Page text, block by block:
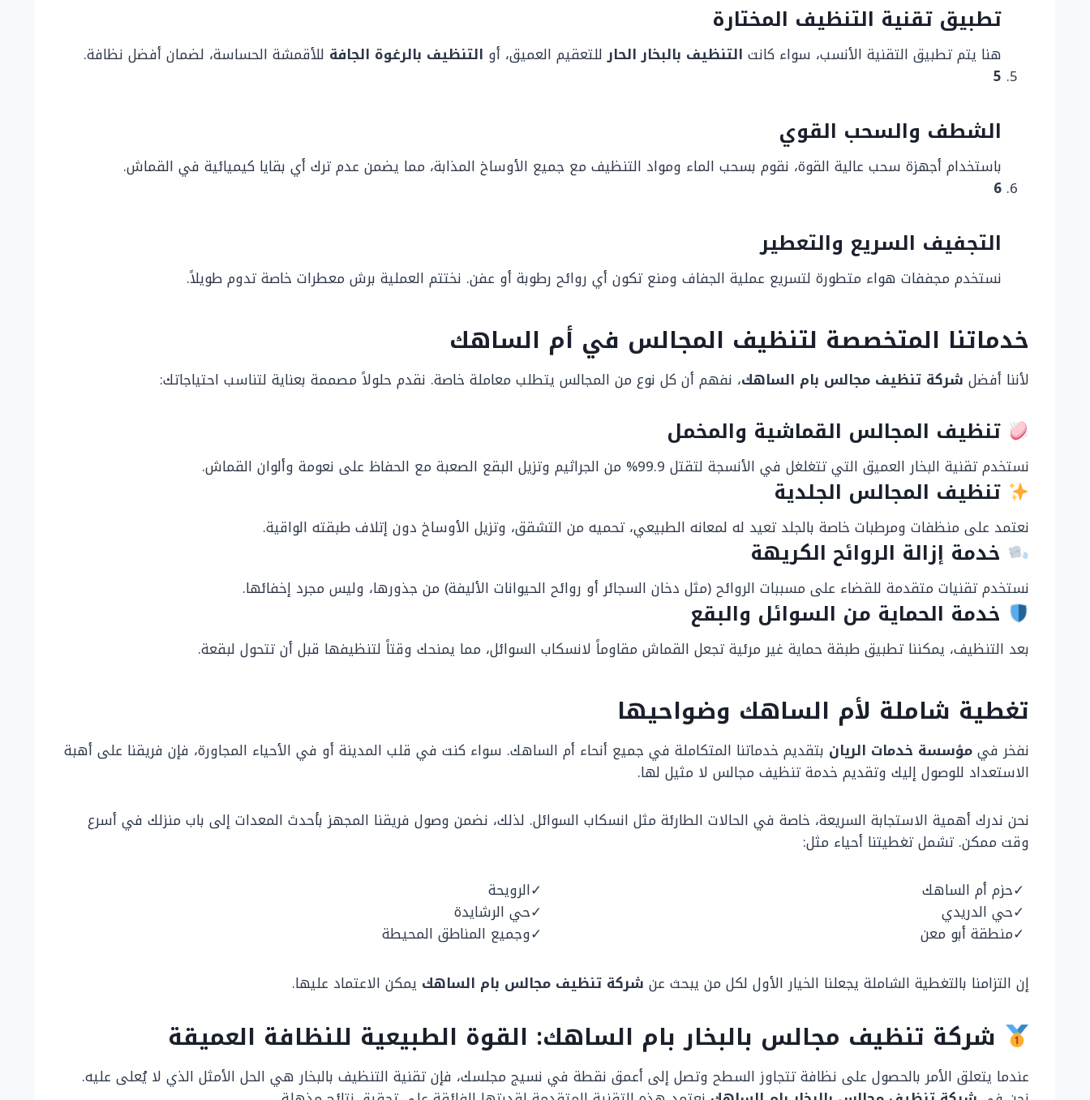
تطبيق تقنية التنظيف المختارة
هنا يتم تطبيق التقنية الأنسب، سواء كانت التنظيف بالبخار الحارللتعقيم العميق، أو التنظيف بالرغوة الجافة للأقمشة الحساسة، لضمان أفضل نظافة.
5
الشطف والسحب القوي
باستخدام أجهزة سحب عالية القوة، نقوم بسحب الماء ومواد التنظيف مع جميع الأوساخ المذابة، مما يضمن عدم ترك أي بقايا كيميائية في القماش.
6
التجفيف السريع والتعطير
نستخدم مجففات هواء متطورة لتسريع عملية الجفاف ومنع تكون أي روائح رطوبة أو عفن. نختتم العملية برش معطرات خاصة تدوم طويلاً.
خدماتنا المتخصصة لتنظيف المجالس في أم الساهك
لأننا أفضل شركة تنظيف مجالس بام الساهك، نفهم أن كل نوع من المجالس يتطلب معاملة خاصة. نقدم حلولاً مصممة بعناية لتناسب احتياجاتك:
تنظيف المجالس القماشية والمخمل
نستخدم تقنية البخار العميق التي تتغلغل في الأنسجة لتقتل 99.9% من الجراثيم وتزيل البقع الصعبة مع الحفاظ على نعومة وألوان القماش.
تنظيف المجالس الجلدية
نعتمد على منظفات ومرطبات خاصة بالجلد تعيد له لمعانه الطبيعي، تحميه من التشقق، وتزيل الأوساخ دون إتلاف طبقته الواقية.
خدمة إزالة الروائح الكريهة
نستخدم تقنيات متقدمة للقضاء على مسببات الروائح (مثل دخان السجائر أو روائح الحيوانات الأليفة) من جذورها، وليس مجرد إخفائها.
خدمة الحماية من السوائل والبقع
بعد التنظيف، يمكننا تطبيق طبقة حماية غير مرئية تجعل القماش مقاوماً لانسكاب السوائل، مما يمنحك وقتاً لتنظيفها قبل أن تتحول لبقعة.
تغطية شاملة لأم الساهك وضواحيها
نفخر فيمؤسسة خدمات الريان بتقديم خدماتنا المتكاملة في جميع أنحاء أم الساهك. سواء كنت في قلب المدينة أو في الأحياء المجاورة، فإن فريقنا على أهبة
الاستعداد للوصول إليك وتقديم خدمة تنظيف مجالس لا مثيل لها.
نحن ندرك أهمية الاستجابة السريعة، خاصة في الحالات الطارئة مثل انسكاب السوائل. لذلك، نضمن وصول فريقنا المجهز بأحدث المعدات إلى باب منزلك في أسرع
وقت ممكن. تشمل تغطيتنا أحياء مثل:
حزم أم الساهك
حي الدريدي
منطقة أبو معن
الرويحة
حي الرشايدة
وجميع المناطق المحيطة
إن التزامنا بالتغطية الشاملة يجعلنا الخيار الأول لكل من يبحث عن شركة تنظيف مجالس بام الساهك يمكن الاعتماد عليها.
شركة تنظيف مجالس بالبخار بام الساهك: القوة الطبيعية للنظافة العميقة
عندما يتعلق الأمر بالحصول على نظافة تتجاوز السطح وتصل إلى أعمق نقطة في نسيج مجلسك، فإن تقنية التنظيف بالبخار هي الحل الأمثل الذي لا يُعلى عليه.